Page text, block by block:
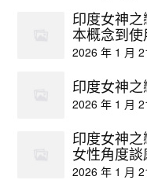
印度女神
本概念到
2026 年 1 月
印度女神
2026 年 1 月
印度女神
女性角度
2026 年 1 月